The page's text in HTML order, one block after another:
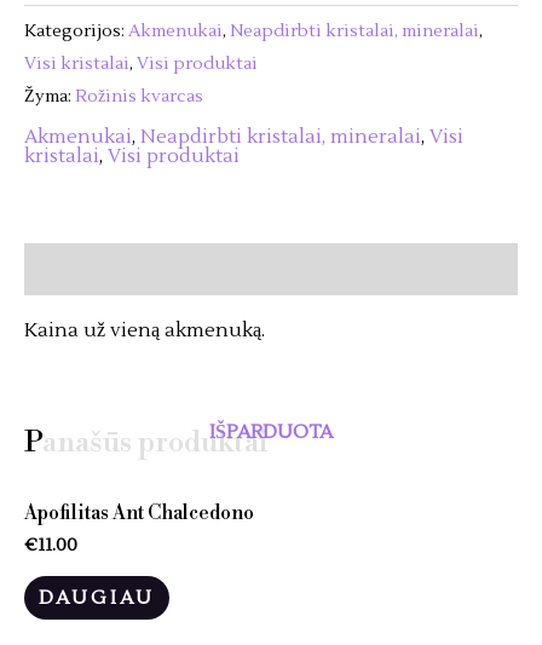
Rožinis
Kvarcas
-
Kategorijos: Akmenukai, Neapdirbti kristalai, mineralai,
Visi kristalai, Visi produktai
Žyma: Rožinis kvarcas
Akmenukai, Neapdirbti kristalai, mineralai, Visi
kristalai, Visi produktai
Kaina už vieną akmenuką.
Panašūs produktaiIŠPARDUOTA
Apofilitas Ant Chalcedono
€11.00
DAUGIAU